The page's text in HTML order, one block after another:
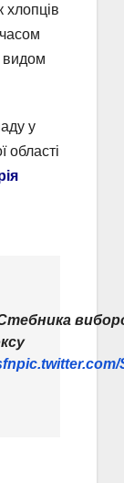
хлопців
видом
у
області